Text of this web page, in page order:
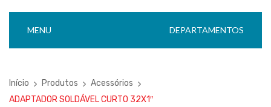
DEPARTAMENTOS
MENU
Início Produtos
Acessórios
ADAPTADOR SOLDÁVEL CURTO 32X1″